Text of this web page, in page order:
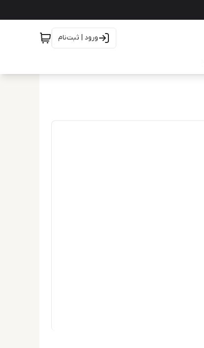
ورود | ثبت‌نام